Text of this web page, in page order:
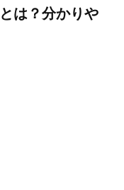
は？分かりや